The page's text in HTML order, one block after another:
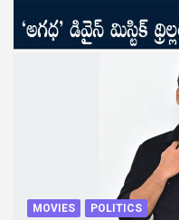
MOVIES POLITICS